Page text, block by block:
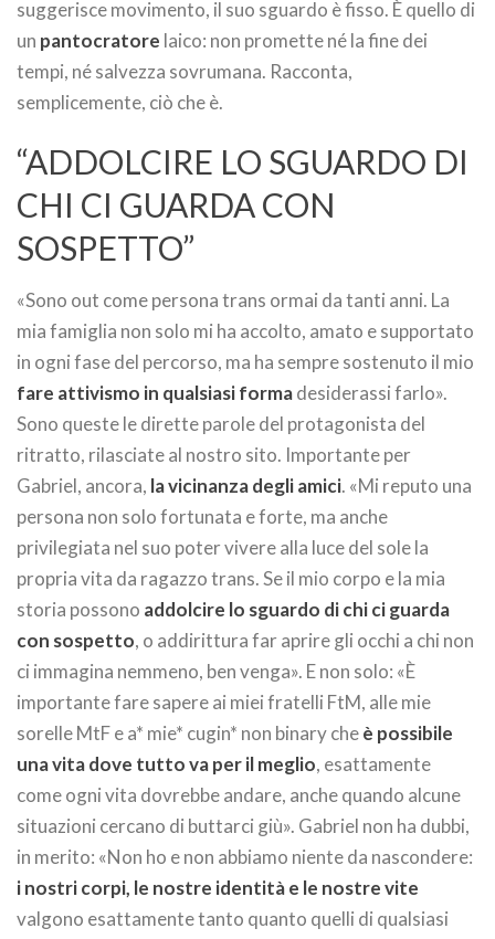
suggerisce movimento, il suo sguardo è fisso. È quello di
un pantocratore laico: non promette né la fine dei
tempi, né salvezza sovrumana. Racconta,
semplicemente, ciò che è.
“ADDOLCIRE LO SGUARDO DI
CHI CI GUARDA CON
SOSPETTO”
«Sono out come persona trans ormai da tanti anni. La
mia famiglia non solo mi ha accolto, amato e supportato
in ogni fase del percorso, ma ha sempre sostenuto il mio
fare attivismo in qualsiasi formadesiderassi farlo».
Sono queste le dirette parole del protagonista del
ritratto, rilasciate al nostro sito. Importante per
Gabriel, ancora, la vicinanza degli amici. «Mi reputo una
persona non solo fortunata e forte, ma anche
privilegiata nel suo poter vivere alla luce del sole la
propria vita da ragazzo trans. Se il mio corpo e la mia
storia possono addolcire lo sguardo di chi ci guarda
con sospetto, o addirittura far aprire gli occhi a chi non
ci immagina nemmeno, ben venga». E non solo: «È
importante fare sapere ai miei fratelli FtM, alle mie
sorelle MtF e a* mie* cugin* non binary cheè possibile
una vita dove tutto va per il meglio, esattamente
come ogni vita dovrebbe andare, anche quando alcune
situazioni cercano di buttarci giù». Gabriel non ha dubbi,
in merito: «Non ho e non abbiamo niente da nascondere:
i nostri corpi, le nostre identità e le nostre vite
valgono esattamente tanto quanto quelli di qualsiasi